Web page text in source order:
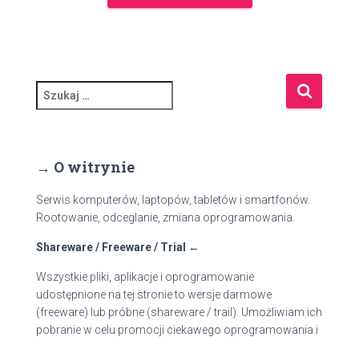
z
:
→ O witrynie
Serwis komputerów, laptopów, tabletów i smartfonów.
Rootowanie, odceglanie, zmiana oprogramowania.
Shareware / Freeware / Trial ←
Wszystkie pliki, aplikacje i oprogramowanie
udostępnione na tej stronie to wersje darmowe
(freeware) lub próbne (shareware / trail). Umożliwiam ich
pobranie w celu promocji ciekawego oprogramowania i